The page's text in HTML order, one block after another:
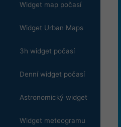
Widget map počasí
Widget Urban Maps
3h widget počasí
Denní widget počasí
Astronomický widget
Widget meteogramu